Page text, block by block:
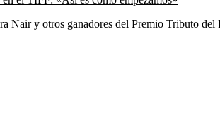
Nair y otros ganadores del Premio Tributo del